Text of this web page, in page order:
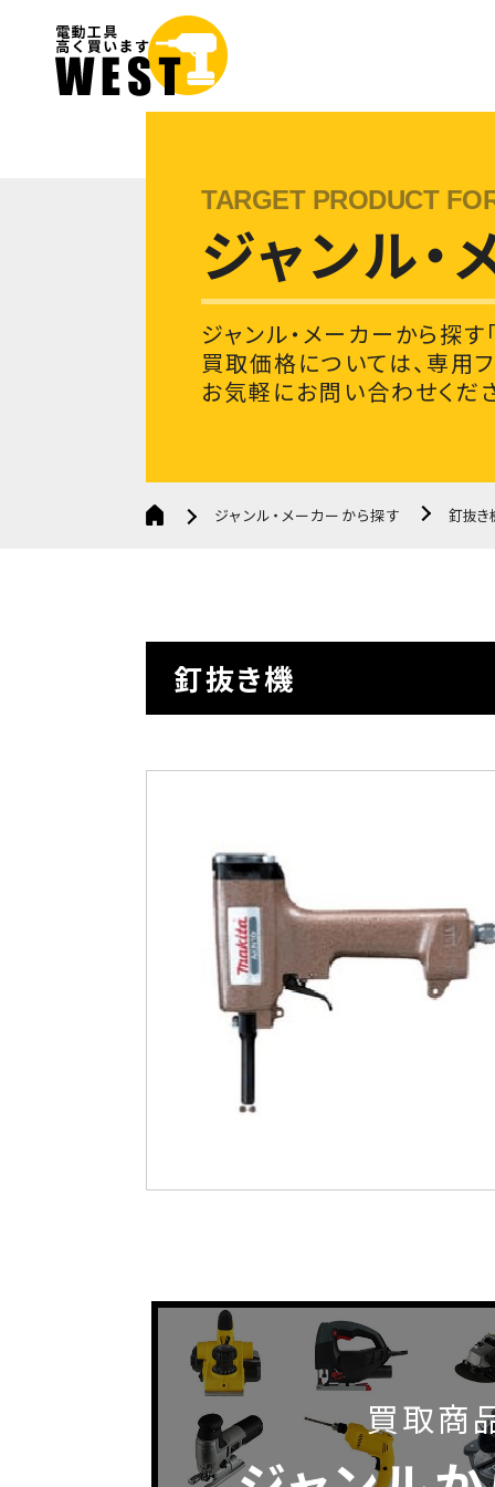
ジャンル・
ジャンル・メーカーから探す
買取価格については、専用
お気軽にお問い合わせくだ
ジャンル・メーカーから探す 釘抜き
釘抜き機
買取商